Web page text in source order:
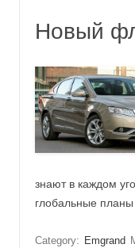
Новый
знают в каждом
глобальные
Category: Emgrand